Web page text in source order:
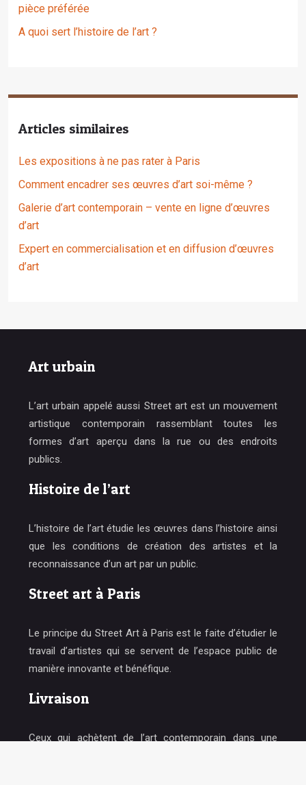
pièce préférée
A quoi sert l’histoire de l’art ?
Articles similaires
Les expositions à ne pas rater à Paris
Comment encadrer ses œuvres d’art soi-même ?
Galerie d’art contemporain – vente en ligne d’œuvres
d’art
Expert en commercialisation et en diffusion d’œuvres
d’art
Art urbain
L’art urbain appelé aussi Street art est un mouvement
artistique contemporain rassemblant toutes les
formes d’art aperçu dans la rue ou des endroits
publics.
Histoire de l’art
L’histoire de l’art étudie les œuvres dans l’histoire ainsi
que les conditions de création des artistes et la
reconnaissance d’un art par un public.
Street art à Paris
Le principe du Street Art à Paris est le faite d’étudier le
travail d’artistes qui se servent de l’espace public de
manière innovante et bénéfique.
Livraison
Ceux qui achètent de l’art contemporain dans une